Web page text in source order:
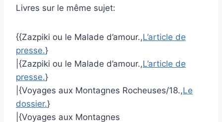
Livres sur le même sujet:
{{Zazpiki ou le Malade d’amour.,L’article de
presse.}
|{Zazpiki ou le Malade d’amour.,L’article de
presse.}
|{Voyages aux Montagnes Rocheuses/18.,Le
dossier.}
|{Voyages aux Montagnes